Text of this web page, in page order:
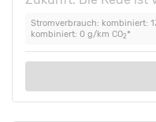
Stromverbrauch: kombiniert:
kombiniert: 0 g/km CO2*